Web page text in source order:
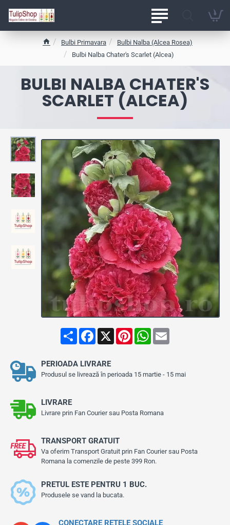
BULBI NALBA CHATER'S
SCARLET (ALCEA)
e
Bulbi Primavara
Bulbi Nalba (Alcea Rosea)
Bulbi Nalba Chater's Scarlet (Alcea)
Stoc EpuizatS
h
e
F
b
o
X
P
r
W
A
E
LIVRARE
Livrare prin Fan Courier sau Posta Romana
CONECTARE RETELE SOCIALE
TRANSPORT GRATUIT
Va oferim Transport Gratuit prin Fan Courier sau Posta
Romana la comenzile de peste 399 Ron.
PRETUL ESTE PENTRU 1 BUC.
Produsele se vand la bucata.
PERIOADA LIVRARE
Produsul se livrează în perioada 15 martie - 15 mai